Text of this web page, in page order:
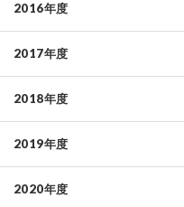
2016年度
2017年度
2018年度
2019年度
2020年度